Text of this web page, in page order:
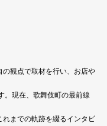
観点で取材を行い、お店や
。現在、歌舞伎町の最前線
までの軌跡を綴るインタビ